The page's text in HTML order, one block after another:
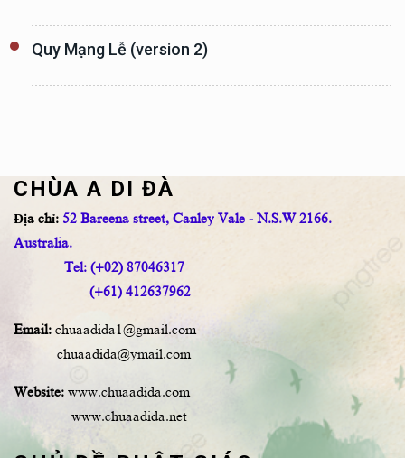
Quy Mạng Lễ (version 2)
CHÙA A DI ĐÀ
Địa chỉ: 52 Bareena street, Canley Vale - N.S.W 2166.
Australia.
Tel: (+02) 87046317
(+61) 412637962
Email: chuaadida1@gmail.com
chuaadida@ymail.com
Website: www.chuaadida.com
www.chuaadida.net